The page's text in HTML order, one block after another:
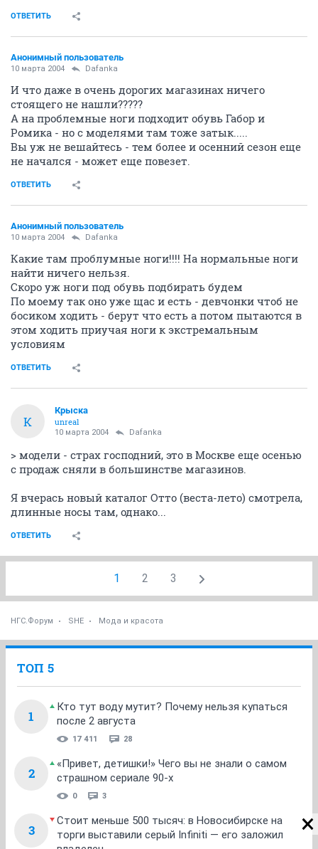
ОТВЕТИТЬ
Анонимный пользователь
10 марта 2004 Dafanka
И что даже в очень дорогих магазинах ничего
стоящего не нашли?????
А на проблемные ноги подходит обувь Габор и
Ромика - но с моделями там тоже затык.....
Вы уж не вешайтесь - тем более и осенний сезон еще
не начался - может еще повезет.
ОТВЕТИТЬ
Анонимный пользователь
10 марта 2004 Dafanka
Какие там проблумные ноги!!!! На нормальные ноги
найти ничего нельзя.
Скоро уж ноги под обувь подбирать будем
По моему так оно уже щас и есть - девчонки чтоб не
босиком ходить - берут что есть а потом пытаются в
этом ходить приучая ноги к экстремальным
условиям
ОТВЕТИТЬ
К
Крыска
unreal
10 марта 2004 Dafanka
> модели - страх господний, это в Москве еще осенью
с продаж сняли в большинстве магазинов.
Я вчерась новый каталог Отто (веста-лето) смотрела,
длинные носы там, однако...
ОТВЕТИТЬ
1 2 3
НГС.Форум SHE Мода и красота
ТОП 5
1
Кто тут воду мутит? Почему нельзя купаться
после 2 августа
17 411 28
2
«Привет, детишки!» Чего вы не знали о самом
страшном сериале 90-х
0 3
3
Стоит меньше 500 тысяч: в Новосибирске на
торги выставили серый Infiniti — его заложил